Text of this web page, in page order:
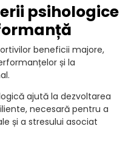
psihologice
beneficii majore,
și la
ajută la dezvoltarea
necesară pentru a
și a stresului asociat